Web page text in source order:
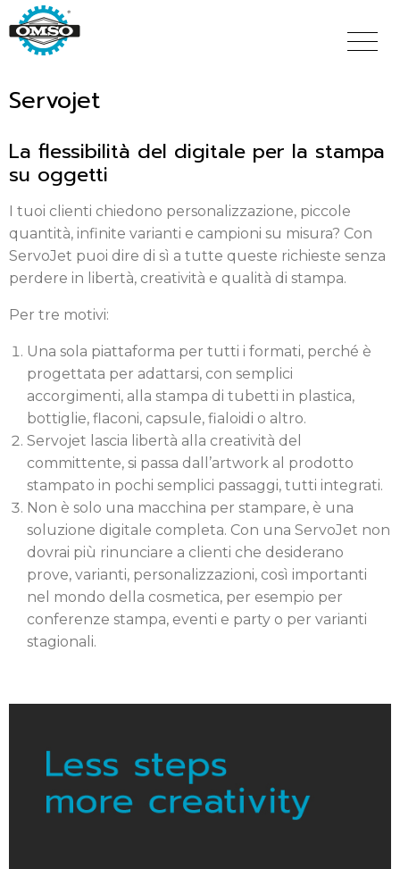
Salta
al
contenuto
Servojet
La flessibilità del digitale per la stampa
su oggetti
I tuoi clienti chiedono personalizzazione, piccole
quantità, infinite varianti e campioni su misura? Con
ServoJet puoi dire di sì a tutte queste richieste senza
perdere in libertà, creatività e qualità di stampa.
Per tre motivi:
Una sola piattaforma per tutti i formati, perché è
progettata per adattarsi, con semplici
accorgimenti, alla stampa di tubetti in plastica,
bottiglie, flaconi, capsule, fialoidi o altro.
Servojet lascia libertà alla creatività del
committente, si passa dall’artwork al prodotto
stampato in pochi semplici passaggi, tutti integrati.
Non è solo una macchina per stampare, è una
soluzione digitale completa. Con una ServoJet non
dovrai più rinunciare a clienti che desiderano
prove, varianti, personalizzazioni, così importanti
nel mondo della cosmetica, per esempio per
conferenze stampa, eventi e party o per varianti
stagionali.